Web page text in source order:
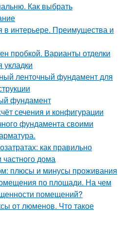
Как выбрать
в интерьере. Преимущества и
пробкой. Варианты отделки
укладки
ленточный фундамент для
фундамент
сечения и конфигурации
фундамента своими
как правильно
дома
плюсы и минусы проживания
по площади. На чем
помещений?
от люменов. Что такое